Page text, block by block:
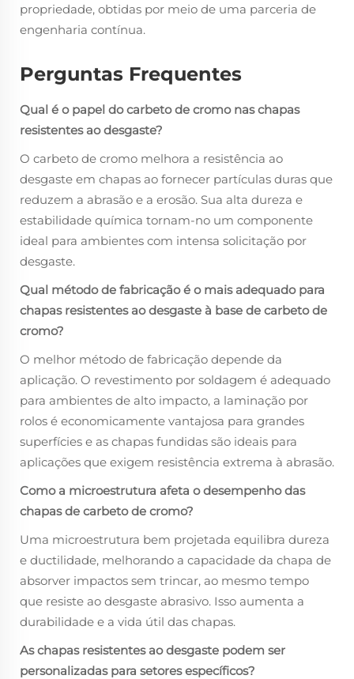
propriedade, obtidas por meio de uma parceria de
engenharia contínua.
Perguntas Frequentes
Qual é o papel do carbeto de cromo nas chapas
resistentes ao desgaste?
O carbeto de cromo melhora a resistência ao
desgaste em chapas ao fornecer partículas duras que
reduzem a abrasão e a erosão. Sua alta dureza e
estabilidade química tornam-no um componente
ideal para ambientes com intensa solicitação por
desgaste.
Qual método de fabricação é o mais adequado para
chapas resistentes ao desgaste à base de carbeto de
cromo?
O melhor método de fabricação depende da
aplicação. O revestimento por soldagem é adequado
para ambientes de alto impacto, a laminação por
rolos é economicamente vantajosa para grandes
superfícies e as chapas fundidas são ideais para
aplicações que exigem resistência extrema à abrasão.
Como a microestrutura afeta o desempenho das
chapas de carbeto de cromo?
Uma microestrutura bem projetada equilibra dureza
e ductilidade, melhorando a capacidade da chapa de
absorver impactos sem trincar, ao mesmo tempo
que resiste ao desgaste abrasivo. Isso aumenta a
durabilidade e a vida útil das chapas.
As chapas resistentes ao desgaste podem ser
personalizadas para setores específicos?